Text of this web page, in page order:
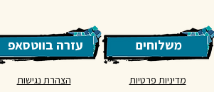
משלוחים עזרה בווטסאפ
מדיניות פרטיות
הצהרת נגישות